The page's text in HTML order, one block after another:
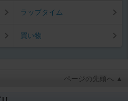
ラップタイム
買い物
ページの先頭へ ▲